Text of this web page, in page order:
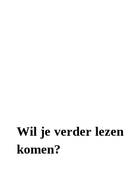
Wil je verder
komen?